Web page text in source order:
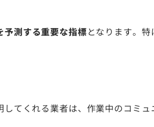
予測する重要な指標となります。
てくれる業者は、作業中のコミ